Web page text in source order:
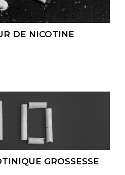
DE NICOTINE
GROSSESSE